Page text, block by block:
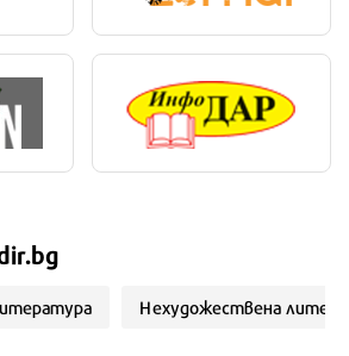
Нехудожествена